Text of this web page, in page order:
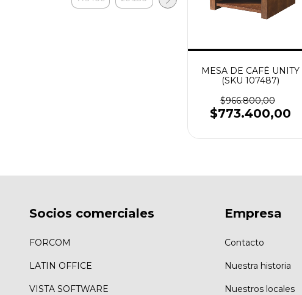
MESA DE CAFÉ UNITY
(SKU 107487)
$966.800,00
$773.400,00
Socios comerciales
FORCOM
LATIN OFFICE
VISTA SOFTWARE
Empresa
Contacto
Nuestra historia
Nuestros locales